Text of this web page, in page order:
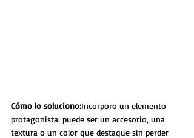
Cómo lo soluciono:Incorporo un elemento
protagonista: puede ser un accesorio, una
textura o un color que destaque sin perder